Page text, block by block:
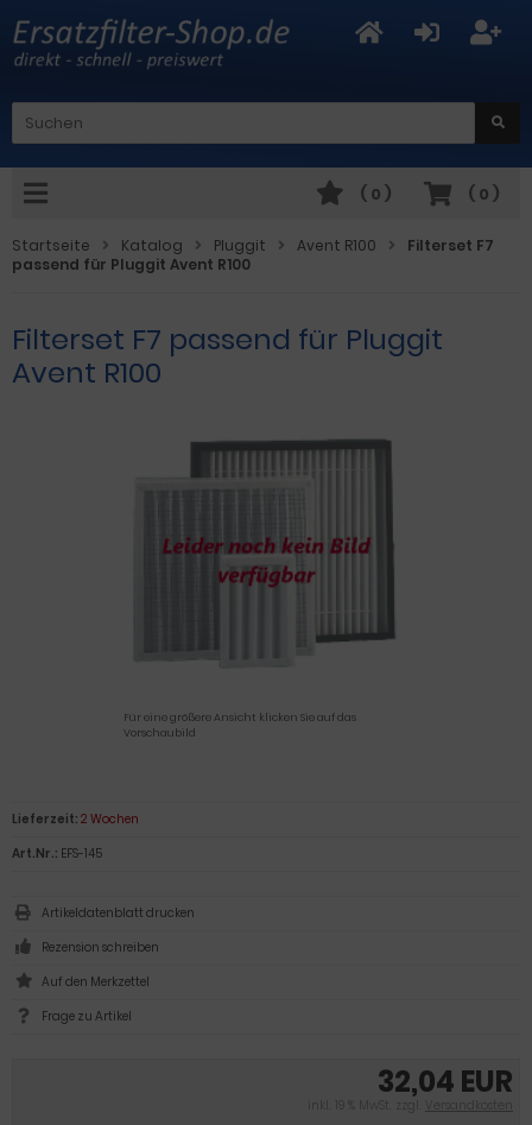
( 0 )
( 0 )
Startseite Katalog Pluggit Avent R100
Filterset F7
passend für Pluggit Avent R100
Filterset F7 passend für Pluggit
Avent R100
Für eine größere Ansicht klicken Sie auf das
Vorschaubild
32,04 EUR
inkl. 19 % MwSt. zzgl. Versandkosten
Lieferzeit: 2 Wochen
Art.Nr.: EFS-145
Artikeldatenblatt drucken
Rezension schreiben
Frage zu Artikel